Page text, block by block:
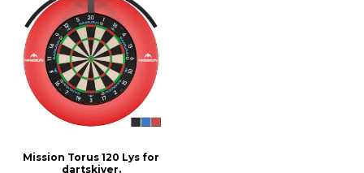
Mission Torus 120 Lys for
dartskiver.